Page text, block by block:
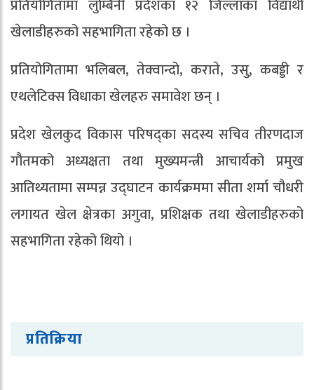
प्रतियोगितामा लुम्बिनी प्रदेशका १२ जिल्लाका विद्यार्थी
खेलाडीहरुको सहभागिता रहेको छ ।
प्रतियोगितामा भलिबल, तेक्वान्दो, कराते, उसु, कबड्डी र
एथलेटिक्स विधाका खेलहरु समावेश छन् ।
प्रदेश खेलकुद विकास परिषद्का सदस्य सचिव तीरणदाज
गौतमको अध्यक्षता तथा मुख्यमन्त्री आचार्यको प्रमुख
आतिथ्यतामा सम्पन्न उद्घाटन कार्यक्रममा सीता शर्मा चौधरी
लगायत खेल क्षेत्रका अगुवा, प्रशिक्षक तथा खेलाडीहरुको
सहभागिता रहेको थियो ।
प्रतिक्रिया